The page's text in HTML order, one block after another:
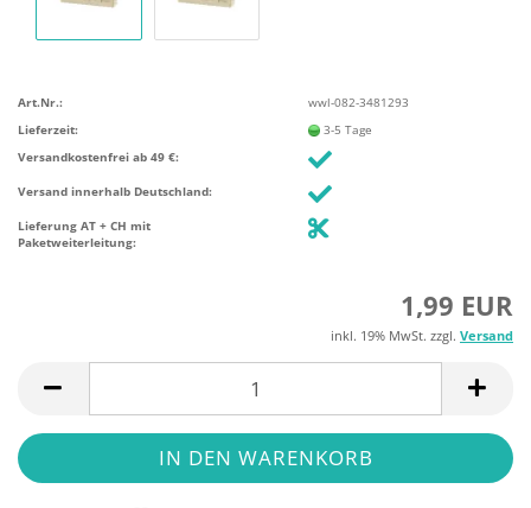
Art.Nr.:
wwl-082-3481293
Lieferzeit:
3-5 Tage
Versandkostenfrei ab 49 €:
Versand innerhalb Deutschland:
Lieferung AT + CH mit
Paketweiterleitung:
1,99 EUR
inkl. 19% MwSt. zzgl. Versand